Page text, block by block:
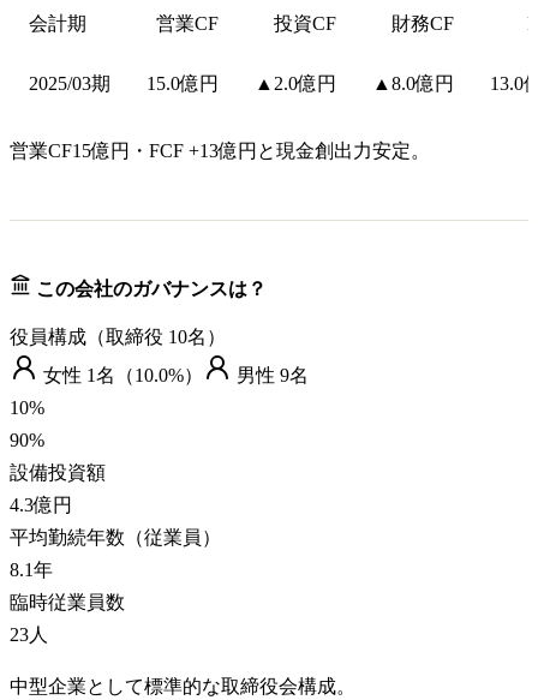
会計期 営業CF 投資CF 財務CF
2025/03期 15.0億円 ▲2.0億円 ▲8.0億円 13.0
営業CF15億円・FCF +13億円と現金創出力安定。
この会社のガバナンスは？
役員構成（取締役 10名）
女性 1名（10.0%） 男性 9名
10%
90%
設備投資額
4.3億円
平均勤続年数（従業員）
8.1年
臨時従業員数
23人
中型企業として標準的な取締役会構成。